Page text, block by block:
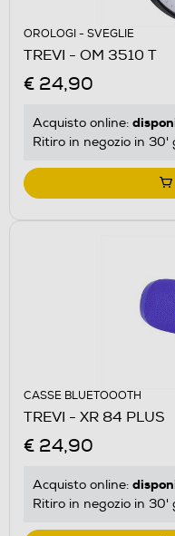
OROLOGI - SVEGLIE
TREVI - OM 3510 T
€ 24,90
Acquisto online:
Ritiro in negozio in 30'
CASSE BLUETOOOTH
TREVI - XR 84 PLUS
€ 24,90
Acquisto online:
Ritiro in negozio in 30'